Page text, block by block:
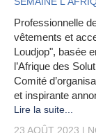
Professionnelle
vêtements et
Loudjop", basée
l’Afrique des
Comité
et inspirante
Lire la suite...
23 AOÛT 2023